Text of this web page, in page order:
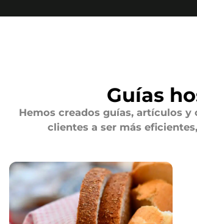
Guías
Hemos creados guías, artículos
clientes a ser más